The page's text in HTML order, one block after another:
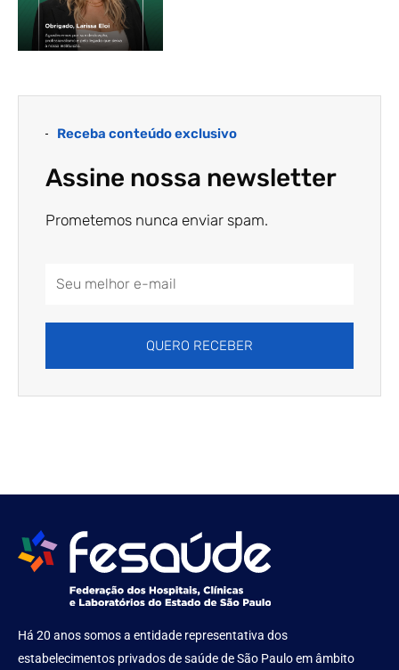
Receba conteúdo exclusivo
Assine nossa newsletter
Prometemos nunca enviar spam.
QUERO RECEBER
Há 20 anos somos a entidade representativa dos
estabelecimentos privados de saúde de São Paulo em âmbito